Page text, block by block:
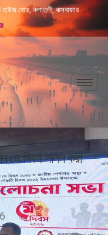
রোড, কলাতলী, কক্সবাজার
মে দিবস পালন করা